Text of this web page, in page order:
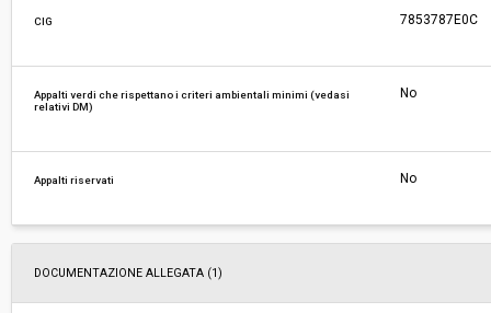
CIG 7853787E0C
Appalti verdi che rispettano i criteri ambientali minimi (vedasi
relativi DM)
No
Appalti riservati No
DOCUMENTAZIONE ALLEGATA (1)